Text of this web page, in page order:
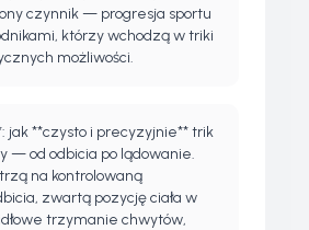
czynnik — progresja sportu
którzy wchodzą w triki
możliwości.
jak **czysto i precyzyjnie** trik
— od odbicia po lądowanie.
na kontrolowaną
zwartą pozycję ciała w
trzymanie chwytów,